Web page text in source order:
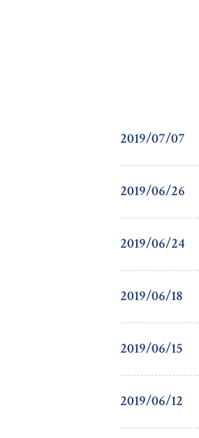
2019/07/07
2019/06/26
2019/06/24
2019/06/18
2019/06/15
2019/06/12